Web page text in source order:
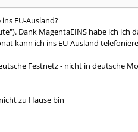
EU-Ausland?
Dank MagentaEINS habe ich ich
kann ich ins EU-Ausland
Festnetz - nicht in deutsche
zu Hause bin